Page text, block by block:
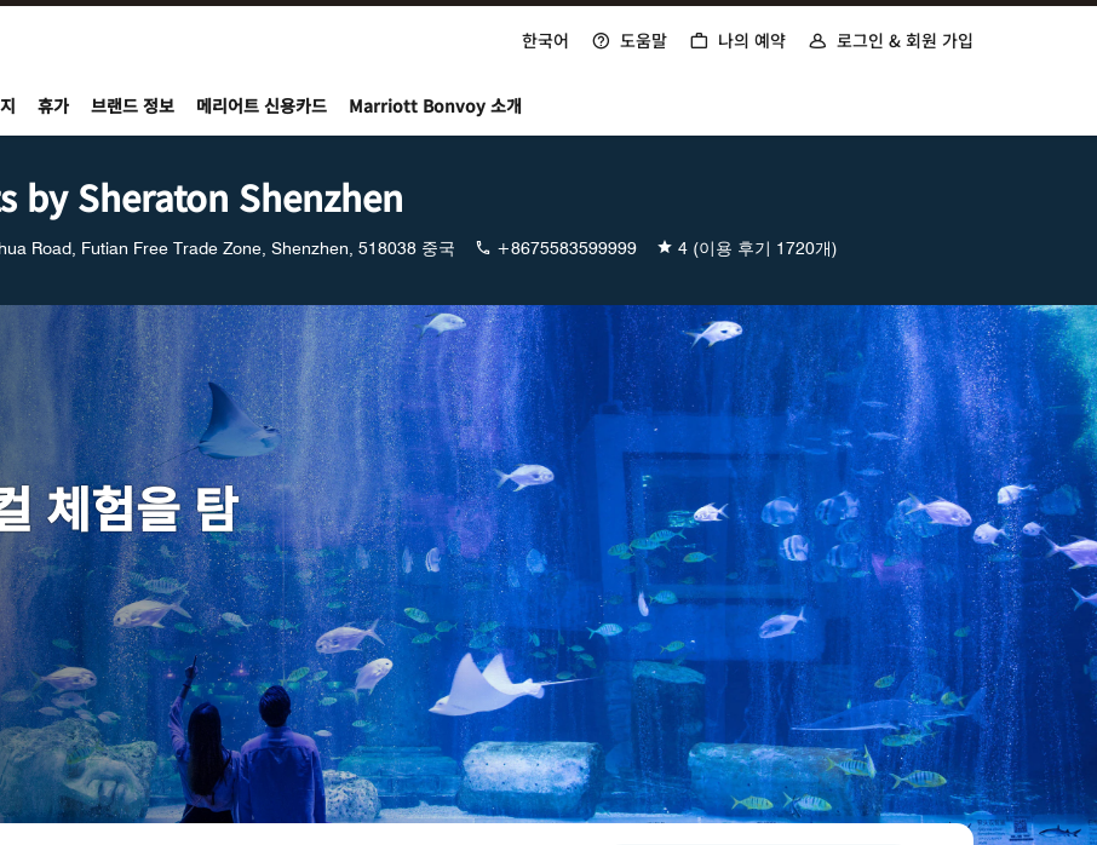
한국어 도움말 나의 예약 로그인 & 회원 가입
휴가 브랜드 정보 메리어트 신용카드 Marriott Bonvoy 소개
by Sheraton Shenzhen
Road, Futian Free Trade Zone, Shenzhen, 518038 중국 +8675583599999 4 (이용 후기 1720개)
체험을 탐